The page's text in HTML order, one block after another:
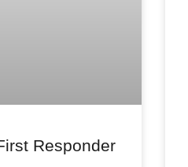
Responder